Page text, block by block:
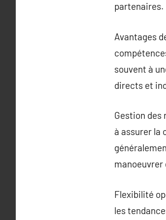
partenaires.
Avantages
souvent à
directs et
Gestion des
à assurer la
manoeuvrer
Flexibilité
les